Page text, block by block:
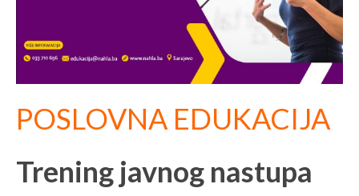
POSLOVNA EDUKACIJA
Trening javnog nastupa